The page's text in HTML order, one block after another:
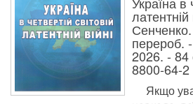
латентній
перероб.
2026. - 84
8800-64-
Якщо